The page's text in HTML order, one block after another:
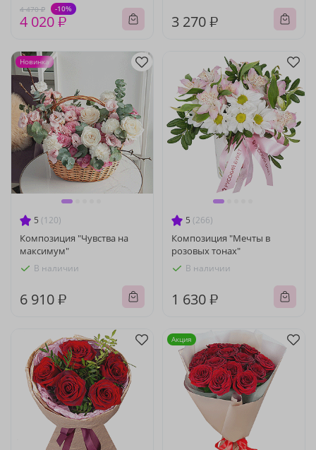
4 470 ₽ -10%
4 020 ₽ 3 270 ₽
5 (120)
Композиция "Чувства на
максимум"
В наличии
6 910 ₽
Новинка
5 (266)
Композиция "Мечты в
розовых тонах"
В наличии
1 630 ₽
Акция